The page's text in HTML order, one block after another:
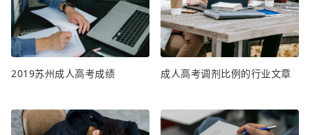
2019苏州成人高考成绩 成人高考调剂比例的行业文章